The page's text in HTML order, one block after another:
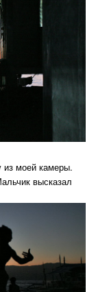
из моей камеры.
высказал